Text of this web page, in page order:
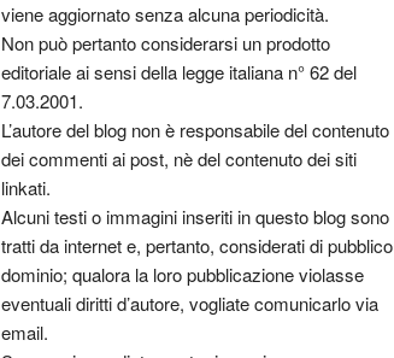
viene aggiornato senza alcuna periodicità.
Non può pertanto considerarsi un prodotto
editoriale ai sensi della legge italiana n° 62 del
7.03.2001.
L’autore del blog non è responsabile del contenuto
dei commenti ai post, nè del contenuto dei siti
linkati.
Alcuni testi o immagini inseriti in questo blog sono
tratti da internet e, pertanto, considerati di pubblico
dominio; qualora la loro pubblicazione violasse
eventuali diritti d’autore, vogliate comunicarlo via
email.